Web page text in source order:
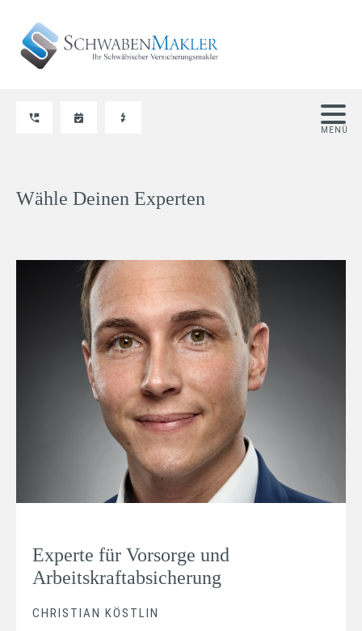
Wähle Deinen Experten
Experte für Vorsorge und
Arbeitskraftabsicherung
CHRISTIAN KÖSTLIN